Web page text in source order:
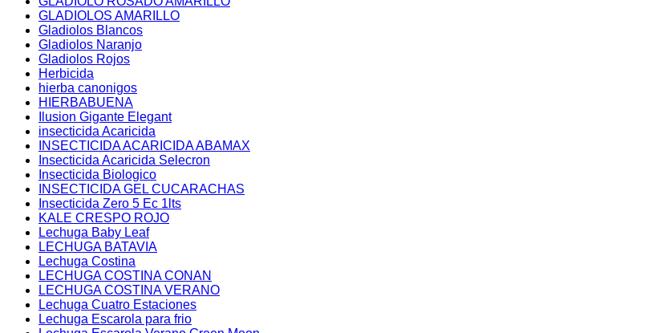
GLADIOLOS AMARILLO
Gladiolos Blancos
Gladiolos Naranjo
Gladiolos Rojos
Herbicida
hierba canonigos
HIERBABUENA
Ilusion Gigante Elegant
insecticida Acaricida
INSECTICIDA ACARICIDA ABAMAX
Insecticida Acaricida Selecron
Insecticida Biologico
INSECTICIDA GEL CUCARACHAS
Insecticida Zero 5 Ec 1lts
KALE CRESPO ROJO
Lechuga Baby Leaf
LECHUGA BATAVIA
Lechuga Costina
LECHUGA COSTINA CONAN
LECHUGA COSTINA VERANO
Lechuga Cuatro Estaciones
Lechuga Escarola para frio